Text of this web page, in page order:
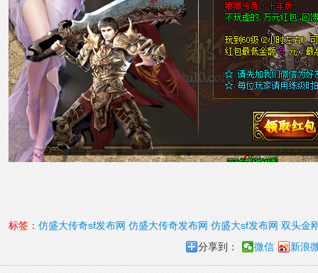
标签： 仿盛大传奇sf发布网 仿盛大传奇发布网 仿盛大sf发布网 双头金
分享到：
微信 新浪